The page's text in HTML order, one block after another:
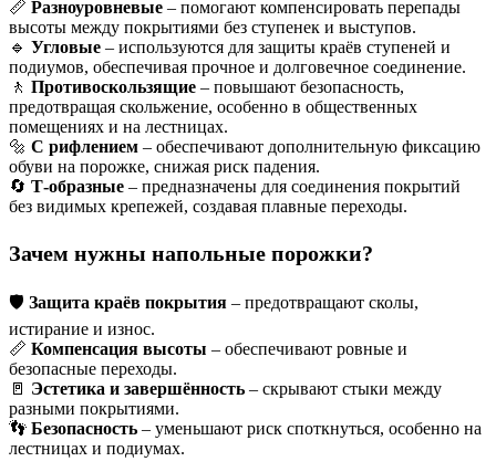
📏 Разноуровневые – помогают компенсировать перепады
высоты между покрытиями без ступенек и выступов.
🔹 Угловые – используются для защиты краёв ступеней и
подиумов, обеспечивая прочное и долговечное соединение.
🚶 Противоскользящие – повышают безопасность,
предотвращая скольжение, особенно в общественных
помещениях и на лестницах.
🔩 С рифлением – обеспечивают дополнительную фиксацию
обуви на порожке, снижая риск падения.
🔄 Т-образные – предназначены для соединения покрытий
без видимых крепежей, создавая плавные переходы.
Зачем нужны напольные порожки?
🛡 Защита краёв покрытия – предотвращают сколы,
истирание и износ.
📏 Компенсация высоты – обеспечивают ровные и
безопасные переходы.
🚪 Эстетика и завершённость – скрывают стыки между
разными покрытиями.
👣 Безопасность – уменьшают риск споткнуться, особенно на
лестницах и подиумах.